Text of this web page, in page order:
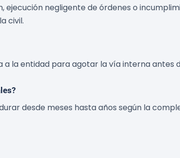
negligente de órdenes o
civil.
la entidad para agotar la vía interna antes
desde meses hasta años según la